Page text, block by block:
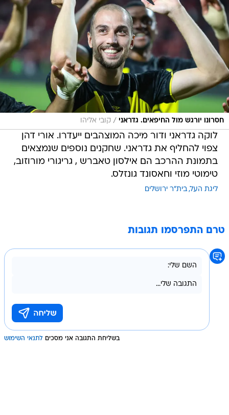
חסרונו יורגש מול החיפאים. גדראני / קובי אליהו
לוקה גדראני ודור מיכה המוצהבים ייעדרו. אורי דהן
צפוי להחליף את גדראני. שחקנים נוספים שנמצאים
בתמונת ההרכב הם אילסון טאברש , גריגורי מורוזוב,
טימוטי מוזי וחאסונד גונזלס.
ליגת העל בית"ר ירושלים
טרם התפרסמו תגובות
בשליחת התגובה אני מסכים לתנאי השימוש